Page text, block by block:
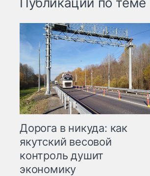
Дорога в никуда: как
якутский весовой
контроль душит
экономику